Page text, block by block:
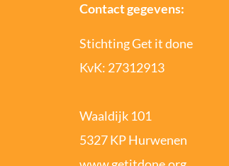
Contact gegevens:
Stichting Get it done
KvK: 27312913
Waaldijk 101
5327 KP Hurwenen